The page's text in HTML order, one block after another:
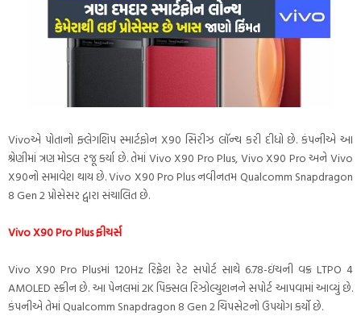
Vivoએ પોતાનો ફ્લેગશિપ સ્માર્ટફોન X90 સિરીઝ લૉન્ચ કરી દીધો છે. કંપનીએ આ
શ્રેણીમાં ત્રણ મોડલ રજૂ કર્યા છે. તેમાં Vivo X90 Pro Plus, Vivo X90 Pro અને Vivo
X90નો સમાવેશ થાય છે. Vivo X90 Pro Plus નવીનતમ Qualcomm Snapdragon
8 Gen 2 પ્રોસેસર દ્વારા સંચાલિત છે.
Vivo X90 Pro Plus ફીચર્સ
Vivo X90 Pro Plusમાં 120Hz રિફ્રેશ રેટ સપોર્ટ સાથે 6.78-ઇંચની વક્ર LTPO 4
AMOLED સ્ક્રીન છે. આ પેનલમાં 2K પિક્સલ રિઝોલ્યુશનને સપોર્ટ આપવામાં આવ્યું છે.
કંપનીએ તેમાં Qualcomm Snapdragon 8 Gen 2 ચિપસેટનો ઉપયોગ કર્યો છે.